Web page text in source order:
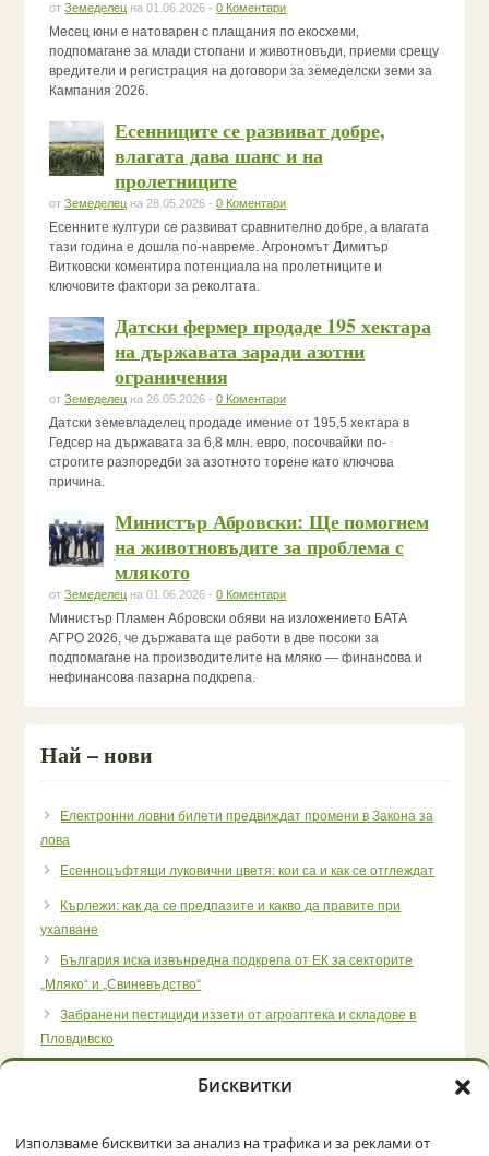
Бисквитки
Използваме бисквитки за анализ на трафика и за реклами от
отЗемеделец на 01.06.2026 -0 Коментари
Месец юни е натоварен с плащания по екосхеми,
подпомагане за млади стопани и животновъди, приеми срещу
вредители и регистрация на договори за земеделски земи за
Кампания 2026.
Есенниците се развиват добре,
влагата дава шанс и на
пролетниците
отЗемеделец на 28.05.2026 -0 Коментари
Есенните култури се развиват сравнително добре, а влагата
тази година е дошла по-навреме. Агрономът Димитър
Витковски коментира потенциала на пролетниците и
ключовите фактори за реколтата.
Датски фермер продаде 195 хектара
на държавата заради азотни
ограничения
отЗемеделец на 26.05.2026 -0 Коментари
Датски земевладелец продаде имение от 195,5 хектара в
Гедсер на държавата за 6,8 млн. евро, посочвайки по-
строгите разпоредби за азотното торене като ключова
причина.
Министър Абровски: Ще помогнем
на животновъдите за проблема с
млякото
отЗемеделец на 01.06.2026 -0 Коментари
Министър Пламен Абровски обяви на изложението БАТА
АГРО 2026, че държавата ще работи в две посоки за
подпомагане на производителите на мляко — финансова и
нефинансова пазарна подкрепа.
Най – нови
Електронни ловни билети предвиждат промени в Закона за
лова
Есенноцъфтящи луковични цветя: кои са и как се отглеждат
Кърлежи: как да се предпазите и какво да правите при
ухапване
България иска извънредна подкрепа от ЕК за секторите
„Мляко“ и „Свиневъдство“
Забранени пестициди иззети от агроаптека и складове в
Пловдивско
НачалоКатегорииПолитика за бисквитки (ЕС)